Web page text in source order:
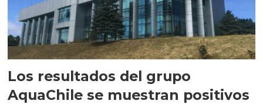
Los resultados del grupo
AquaChile se muestran positivos